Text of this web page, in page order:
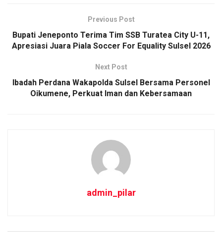
Previous Post
Bupati Jeneponto Terima Tim SSB Turatea City U-11,
Apresiasi Juara Piala Soccer For Equality Sulsel 2026
Next Post
Ibadah Perdana Wakapolda Sulsel Bersama Personel
Oikumene, Perkuat Iman dan Kebersamaan
admin_pilar